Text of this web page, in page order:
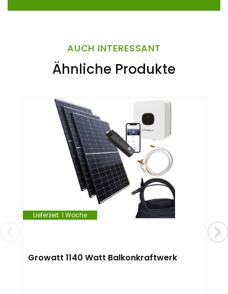
AUCH INTERESSANT
Ähnliche Produkte
Lieferzeit: 1 Woche
Growatt 1140 Watt Balkonkraftwerk